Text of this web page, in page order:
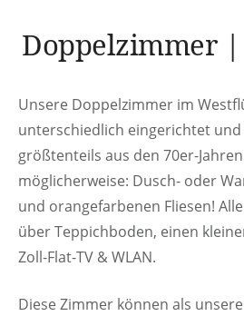
Doppelzimmer
Unsere Doppelzimmer im
unterschiedlich eingerichtet
größtenteils aus den 70er-
möglicherweise: Dusch- oder
und orangefarbenen Fliesen!
über Teppichboden, einen
Zoll-Flat-TV & WLAN.
Diese Zimmer können als